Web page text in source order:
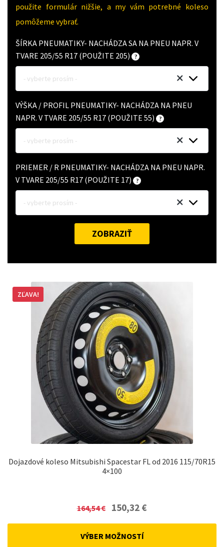
použite formulár nižšie, a my vám potrebné koleso
pomôžeme vybrať.
ŠÍRKA PNEUMATIKY- NACHÁDZA SA NA PNEU NAPR. V
TVARE 205/55 R17 (POUŽITE 205)
- vyberte prosím -
VÝŠKA / PROFIL PNEUMATIKY- NACHÁDZA NA PNEU
NAPR. V TVARE 205/55 R17 (POUŽITE 55)
- vyberte prosím -
PRIEMER / R PNEUMATIKY- NACHÁDZA NA PNEU NAPR.
V TVARE 205/55 R17 (POUŽITE 17)
- vyberte prosím -
ZOBRAZIŤ
Dojazdové koleso Mitsubishi Spacestar FL od 2016 115/70R15
4×100
ZĽAVA!
164,54€ Original
was:
150,32 €
VÝBER MOŽNOSTÍ